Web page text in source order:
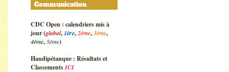
Communication
CDC Open : calendriers mis à
jour (global,1ère,2ème,3ème,
4ème,5ème)
Handipétanque : Résultats et
ClassementsICI